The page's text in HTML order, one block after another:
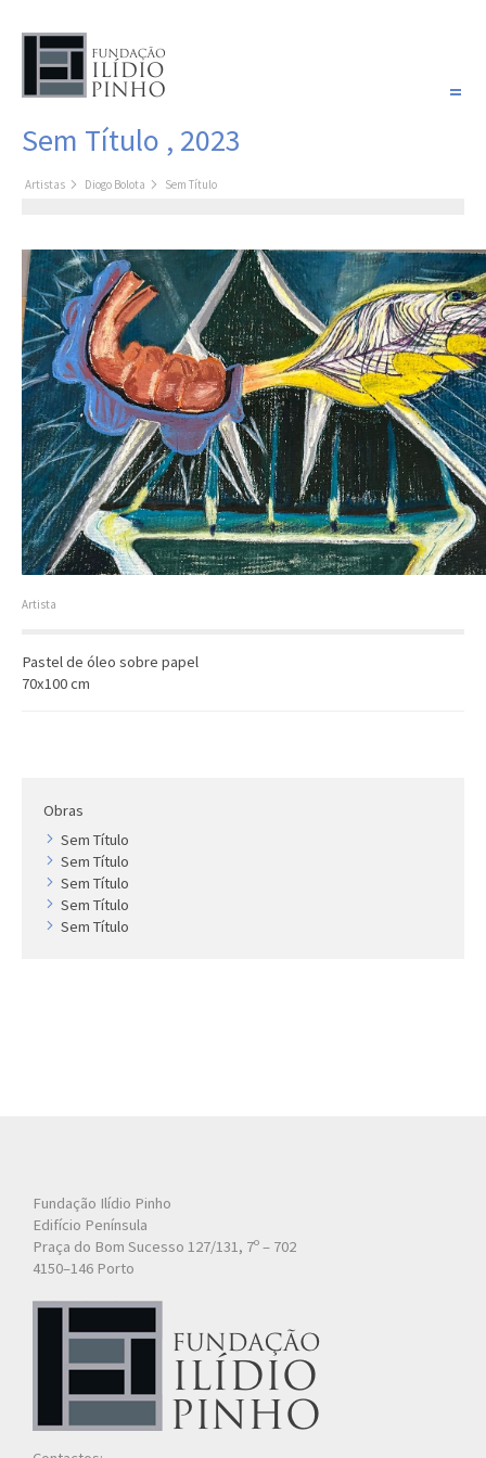
Fotografia
Desenho
Escultura
Filme /
Vídeo
Instalação
Livro de
Artista
Outros
Gravura
Sem Título , 2023
Artistas Diogo Bolota Sem Título
Artista
Pastel de óleo sobre papel
70x100 cm
Obras
Sem Título
Sem Título
Sem Título
Sem Título
Sem Título
Fundação Ilídio Pinho
Edifício Península
Praça do Bom Sucesso 127/131, 7º – 702
4150–146 Porto